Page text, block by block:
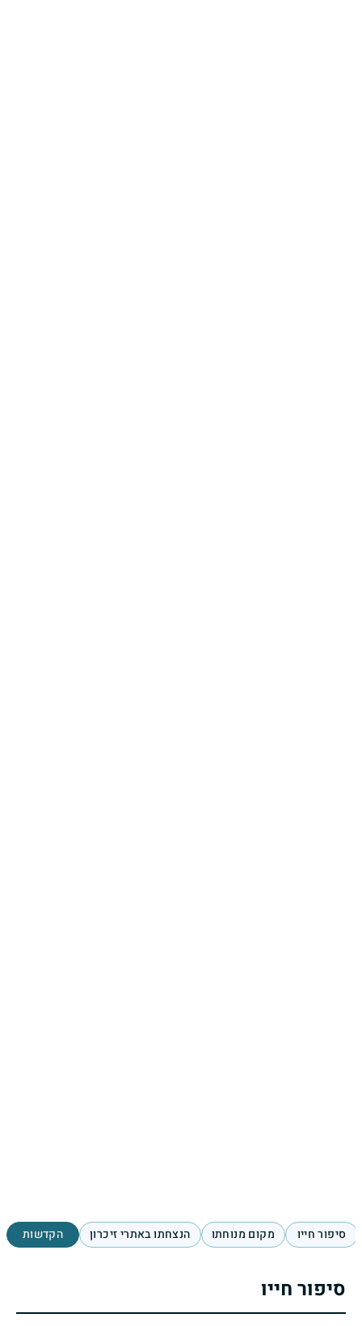
סיפור חייו מקום מנוחתו הנצחתו באתרי זיכרון הקדשות
סיפור חייו